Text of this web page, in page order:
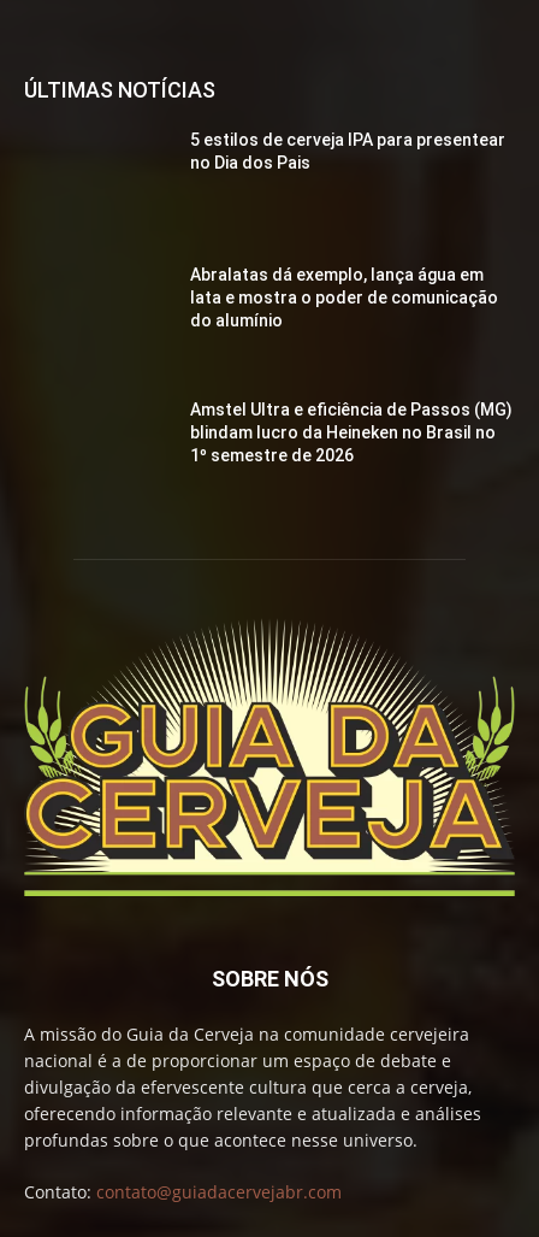
ÚLTIMAS NOTÍCIAS
5 estilos de cerveja IPA para presentear
no Dia dos Pais
Abralatas dá exemplo, lança água em
lata e mostra o poder de comunicação
do alumínio
Amstel Ultra e eficiência de Passos (MG)
blindam lucro da Heineken no Brasil no
1º semestre de 2026
SOBRE NÓS
A missão do Guia da Cerveja na comunidade cervejeira
nacional é a de proporcionar um espaço de debate e
divulgação da efervescente cultura que cerca a cerveja,
oferecendo informação relevante e atualizada e análises
profundas sobre o que acontece nesse universo.
Contato: contato@guiadacervejabr.com